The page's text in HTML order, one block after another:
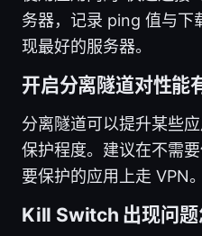
务器，记录 ping 值与下
现最好的服务器。
开启分离隧道对性能
分离隧道可以提升某些
保护程度。建议在不需
要保护的应用上走 VPN。
Kill Switch 出现问题